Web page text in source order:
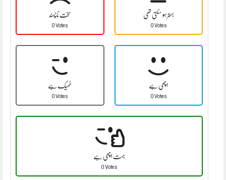
سخت نا پسند
0 Votes
بہتر ہو سکتی تھی
0 Votes
ٹھیک ہے
0 Votes
اچھی ہے
0 Votes
بہت اچھی ہے
0 Votes